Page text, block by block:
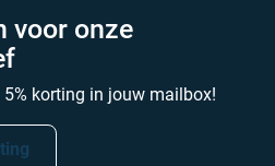
voor onze
5% korting in jouw mailbox!